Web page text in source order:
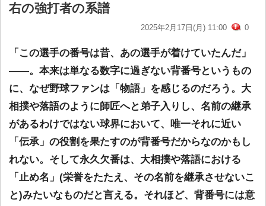
右の強打者の系譜
2025年2月17日(月) 11:00 0
「この選手の番号は昔、あの選手が着けていたんだ」
――。本来は単なる数字に過ぎない背番号というもの
に、なぜ野球ファンは「物語」を感じるのだろう。大
相撲や落語のように師匠へと弟子入りし、名前の継承
があるわけではない球界において、唯一それに近い
「伝承」の役割を果たすのが背番号だからなのかもし
れない。そして永久欠番は、大相撲や落語における
「止め名」(栄誉をたたえ、その名前を継承させないこ
と)みたいなものだと言える。それほど、背番号には意